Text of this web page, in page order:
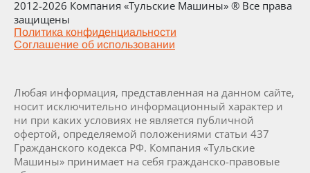
2012-2026 Компания «Тульские Машины» ® Все права
защищены
Политика конфиденциальности
Соглашение об использовании
Любая информация, представленная на данном сайте,
носит исключительно информационный характер и
ни при каких условиях не является публичной
офертой, определяемой положениями статьи 437
Гражданского кодекса РФ. Компания «Тульские
Машины» принимает на себя гражданско-правовые